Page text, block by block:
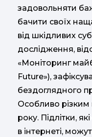
задовольняти
бачити своїх
від шкідливих
дослідження,
«Моніторинг
Future»),
бездоглядного
Особливо різким
року. Підлітки,
в інтернеті,